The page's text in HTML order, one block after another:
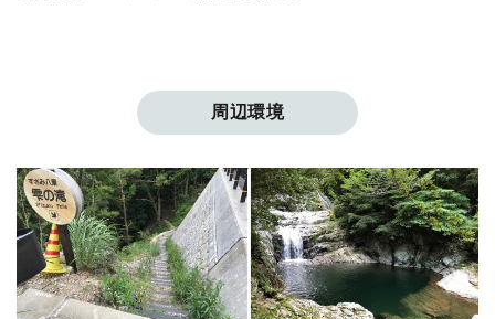
周辺環境